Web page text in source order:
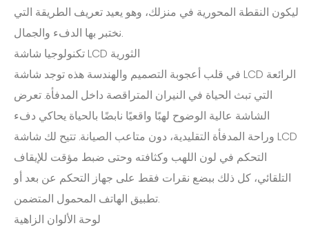
ليكون النقطة المحورية في منزلك، وهو يعيد تعريف الطريقة التي
نختبر بها الدفء والجمال.
تكنولوجيا شاشة LCD الثورية
في قلب أعجوبة التصميم والهندسة هذه توجد شاشة LCD الرائعة
التي تبث الحياة في النيران المتراقصة داخل المدفأة. تعرض
الشاشة عالية الوضوح لهبًا واقعيًا نابضًا بالحياة يحاكي دفء
وراحة المدفأة التقليدية، دون متاعب الصيانة. تتيح لك شاشة LCD
التحكم في لون اللهب وكثافته وحتى ضبط مؤقت للإيقاف
التلقائي، كل ذلك ببضع نقرات فقط على جهاز التحكم عن بعد أو
تطبيق الهاتف المحمول المتضمن.
لوحة الألوان الزاهية